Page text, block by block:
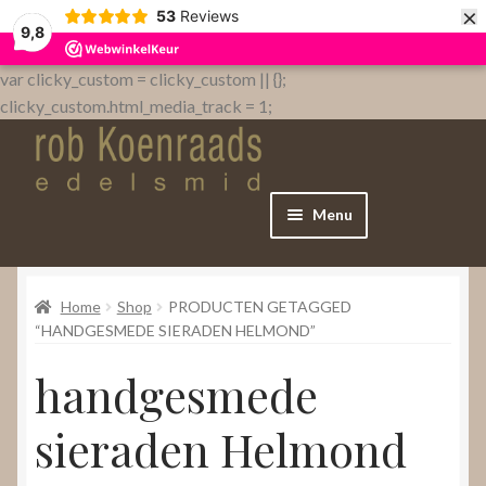
9,8
53 Reviews ×
var clicky_custom = clicky_custom || {};
clicky_custom.html_media_track = 1;
Menu
Home
WebShop
Over
Contact
Home Shop
PRODUCTEN GETAGGED
“HANDGESMEDE SIERADEN HELMOND”
handgesmede
sieraden Helmond